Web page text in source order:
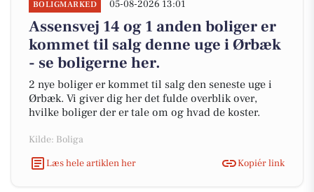
BOLIGMARKED 05-08-2026 13:01
Assensvej 14 og 1 anden boliger er
kommet til salg denne uge i Ørbæk
- se boligerne her.
2 nye boliger er kommet til salg den seneste uge i
Ørbæk. Vi giver dig her det fulde overblik over,
hvilke boliger der er tale om og hvad de koster.
Kilde: Boliga
Læs hele artiklen her
Kopiér link